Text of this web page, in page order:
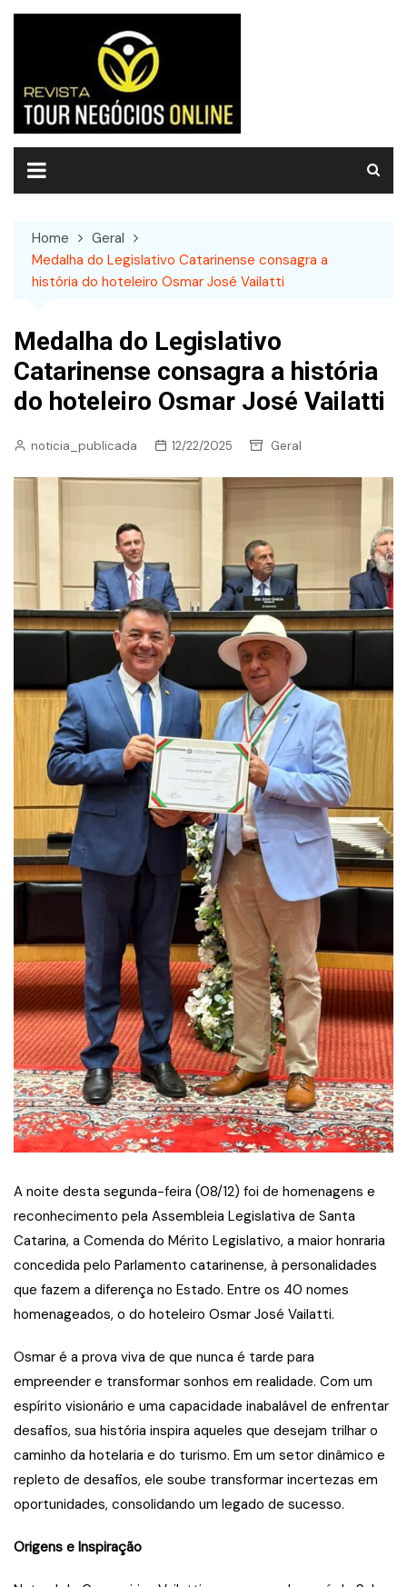
Skip
Home
Geral
Medalha do Legislativo Catarinense consagra a
história do hoteleiro Osmar José Vailatti
Medalha do Legislativo
Catarinense consagra a história
do hoteleiro Osmar José Vailatti
noticia_publicada 12/22/2025 Geral
A noite desta segunda-feira (08/12) foi de homenagens e
reconhecimento pela Assembleia Legislativa de Santa
Catarina, a Comenda do Mérito Legislativo, a maior honraria
concedida pelo Parlamento catarinense, à personalidades
que fazem a diferença no Estado. Entre os 40 nomes
homenageados, o do hoteleiro Osmar José Vailatti.
Osmar é a prova viva de que nunca é tarde para
empreender e transformar sonhos em realidade. Com um
espírito visionário e uma capacidade inabalável de enfrentar
desafios, sua história inspira aqueles que desejam trilhar o
caminho da hotelaria e do turismo. Em um setor dinâmico e
repleto de desafios, ele soube transformar incertezas em
oportunidades, consolidando um legado de sucesso.
Origens e Inspiração